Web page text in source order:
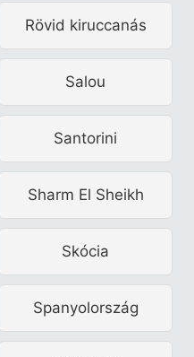
Rövid kiruccanás
Salou
Santorini
Sharm El Sheikh
Skócia
Spanyolország